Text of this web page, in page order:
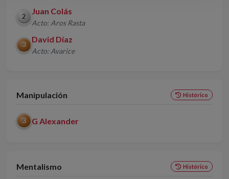
2
Juan Colás
Acto: Aros Rasta
3
David Díaz
Acto: Avarice
Manipulación Histórico
3 G Alexander
Mentalismo Histórico